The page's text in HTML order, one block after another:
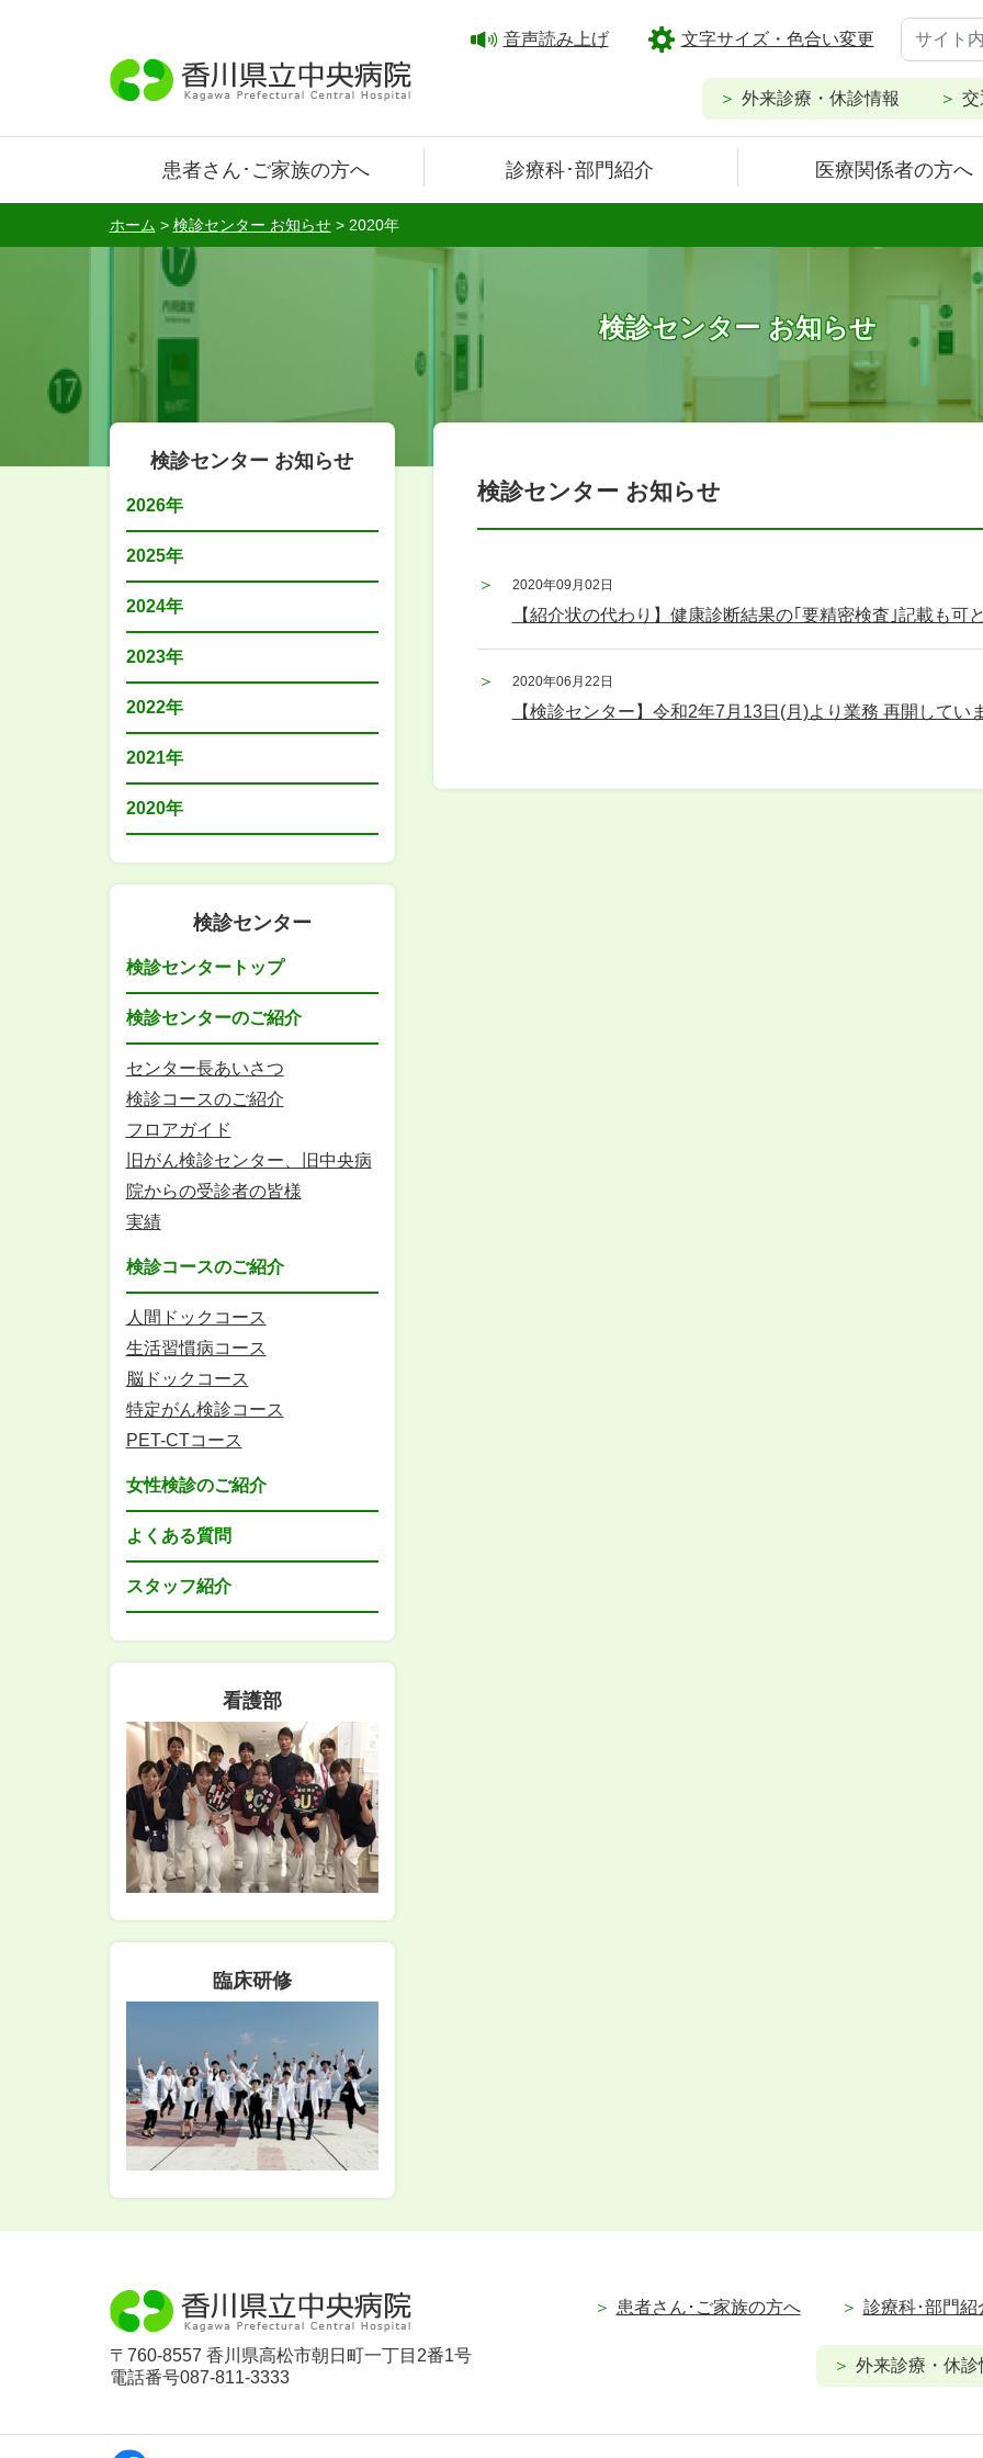
音声読み上げ 文字サイズ・色合い変更
外来診療・休診情報 交
患者さん･ご家族の方へ 診療科･部門紹介 医療関係者の方へ
ホーム > 検診センター お知らせ> 2020年
検診センター お知らせ
検診センター お知らせ
2020年09月02日
【紹介状の代わり】健康診断結果の｢要精密検査｣記載も可
2020年06月22日
【検診センター】令和2年7月13日(月)より業務 再開してい
検診センター お知らせ
2026年
2025年
2024年
2023年
2022年
2021年
2020年
検診センター
検診センタートップ
検診センターのご紹介
センター長あいさつ
検診コースのご紹介
フロアガイド
旧がん検診センター、旧中央病
院からの受診者の皆様
実績
検診コースのご紹介
人間ドックコース
生活習慣病コース
脳ドックコース
特定がん検診コース
PET-CTコース
女性検診のご紹介
よくある質問
スタッフ紹介
看護部
臨床研修
〒760-8557 香川県高松市朝日町一丁目2番1号
電話番号087-811-3333
患者さん･ご家族の方へ 診療科･部門紹
外来診療・休診